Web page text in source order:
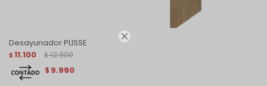

Desayunador PLISSE
$ 11.100 $ 12.900
$ 9.990